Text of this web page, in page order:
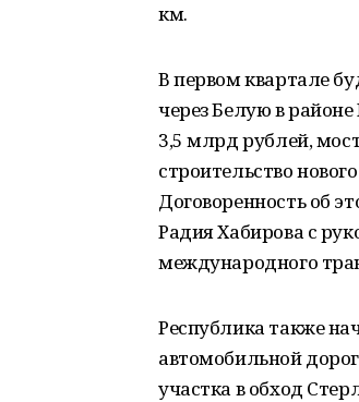
км.
В первом квартале
через Белую в
3,5 млрд рублей,
строительство
Договоренность об
Радия Хабирова с
международного
Республика также
автомобильной
участка в обход